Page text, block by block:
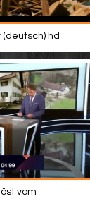
hd
vom